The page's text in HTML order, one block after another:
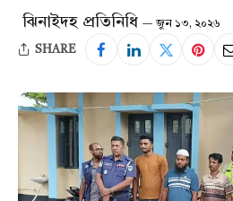
ঝিনাইদহ প্রতিনিধি জুন ১৩, ২০২৬
SHARE